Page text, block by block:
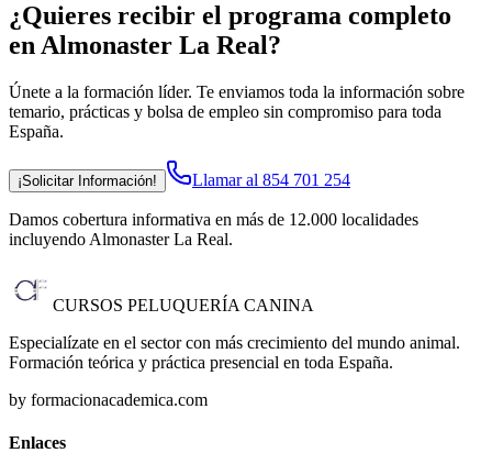
¿Quieres recibir el programa completo
en Almonaster La Real?
Únete a la formación líder. Te enviamos toda la información sobre
temario, prácticas y bolsa de empleo sin compromiso para toda
España.
¡Solicitar Información! Llamar al 854 701 254
Damos cobertura informativa en más de 12.000 localidades
incluyendo Almonaster La Real.
CURSOS PELUQUERÍA CANINA
Especialízate en el sector con más crecimiento del mundo animal.
Formación teórica y práctica presencial en toda España.
by formacionacademica.com
Enlaces